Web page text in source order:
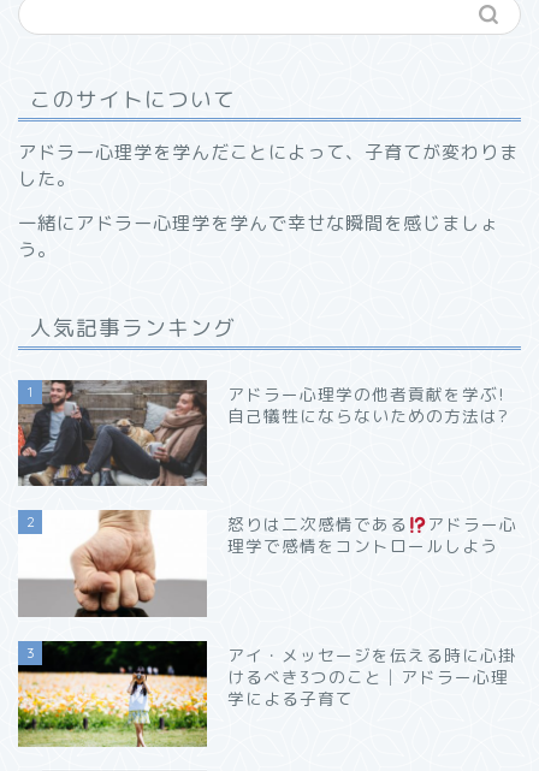
このサイトについて
アドラー心理学を学んだことによって、子育てが変わりま
した。
一緒にアドラー心理学を学んで幸せな瞬間を感じましょ
う。
人気記事ランキング
1
アドラー心理学の他者貢献を学ぶ!
自己犠牲にならないための方法は?
2 怒りは二次感情である
アドラー心
理学で感情をコントロールしよう
3
アイ・メッセージを伝える時に心掛
けるべき3つのこと│アドラー心理
学による子育て